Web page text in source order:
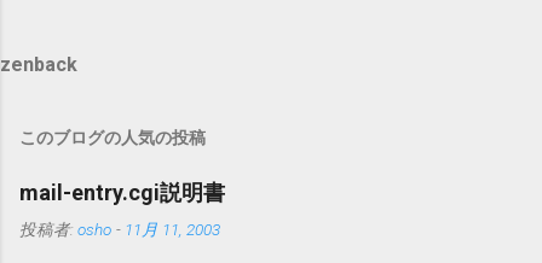
zenback
このブログの人気の投稿
mail-entry.cgi説明書
投稿者: osho - 11月 11, 2003